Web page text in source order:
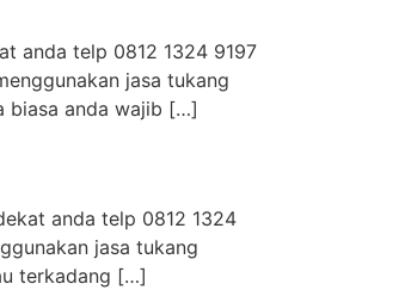
anda telp 0812 1324 9197
jasa tukang
biasa anda wajib […]
anda telp 0812 1324
jasa tukang
terkadang […]